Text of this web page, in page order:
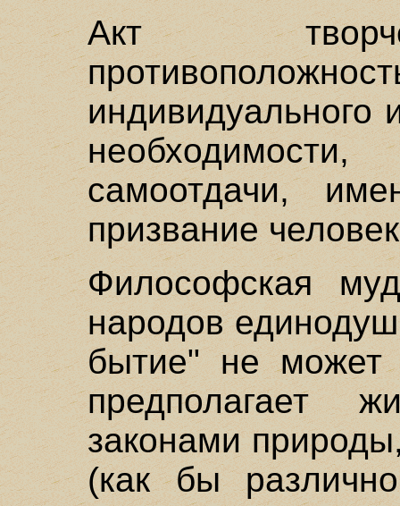
Акт
индивидуального
самоотдачи,
призвание
Философская
народов
бытие" не может
предполагает
законами
(как бы